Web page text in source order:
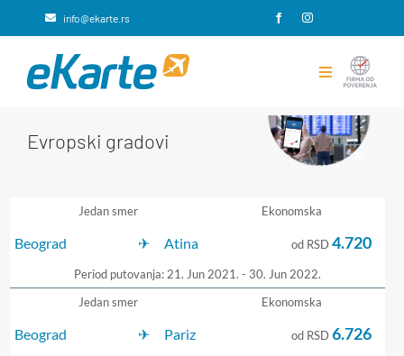
info@ekarte.rs
Toggle
Rezervacije avio karata
Kontakt
Evropski gradovi
Jedan smer
Beograd Atina
Ekonomska
Period putovanja: 21. Jun 2021. - 30. Jun 2022.
od RSD4.720
Jedan smer
Beograd Pariz
Ekonomska
od RSD6.726